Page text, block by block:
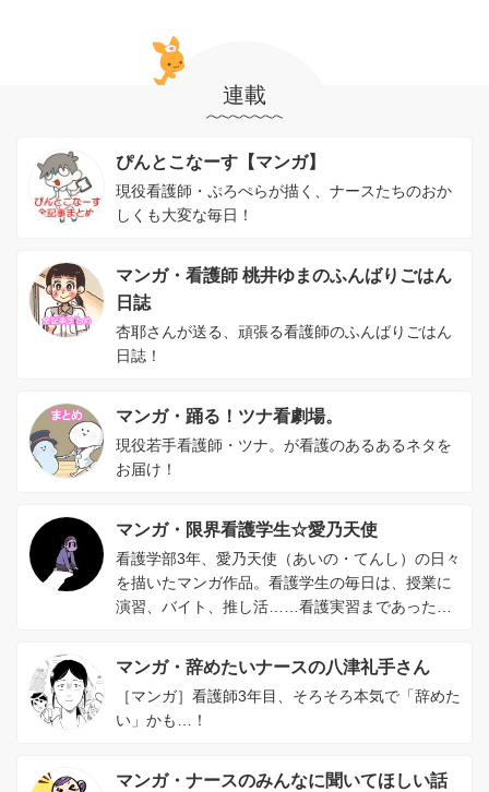
連載
ぴんとこなーす【マンガ】
現役看護師・ぷろぺらが描く、ナースたちのおか
しくも大変な毎日！
マンガ・看護師 桃井ゆまのふんばりごはん
日誌
杏耶さんが送る、頑張る看護師のふんばりごはん
日誌！
マンガ・踊る！ツナ看劇場。
現役若手看護師・ツナ。が看護のあるあるネタを
お届け！
マンガ・限界看護学生☆愛乃天使
看護学部3年、愛乃天使（あいの・てんし）の日々
を描いたマンガ作品。看護学生の毎日は、授業に
演習、バイト、推し活……看護実習まであった日
マンガ・辞めたいナースの八津礼手さん
［マンガ］看護師3年目、そろそろ本気で「辞めた
い」かも…！
マンガ・ナースのみんなに聞いてほしい話